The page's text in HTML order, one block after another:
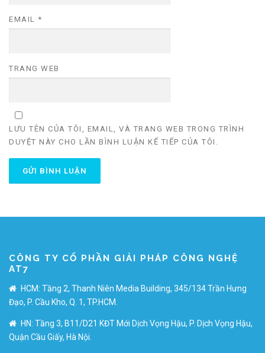
EMAIL *
TRANG WEB
LƯU TÊN CỦA TÔI, EMAIL, VÀ TRANG WEB TRONG TRÌNH
DUYỆT NÀY CHO LẦN BÌNH LUẬN KẾ TIẾP CỦA TÔI.
CÔNG TY CỔ PHẦN GIẢI PHÁP CÔNG NGHỆ
AT7
HCM: Tầng 2, Thanh Niên Media Building, 345/134 Trần Hưng
Đạo, P. Cầu Kho, Q. 1, TP.HCM.
HN: Tầng 3, B11/D21 KĐT Mới Dịch Vọng Hậu, P. Dịch Vọng Hậu,
Quận Cầu Giấy, Hà Nội.